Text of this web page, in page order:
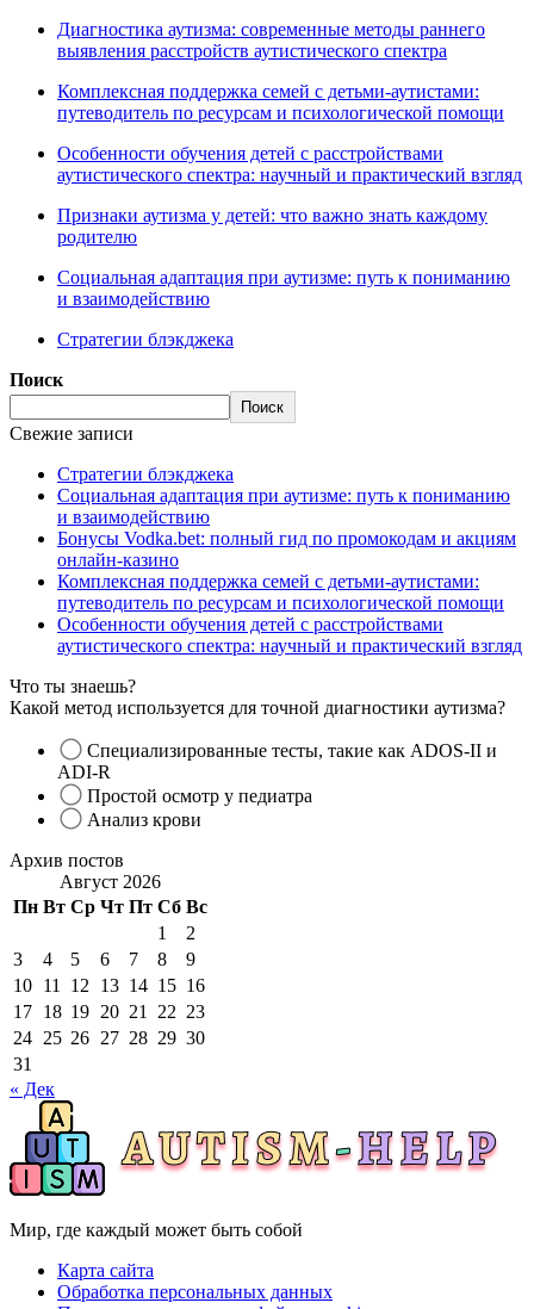
Диагностика аутизма: современные методы раннего
выявления расстройств аутистического спектра
Комплексная поддержка семей с детьми-аутистами:
путеводитель по ресурсам и психологической помощи
Особенности обучения детей с расстройствами
аутистического спектра: научный и практический взгляд
Признаки аутизма у детей: что важно знать каждому
родителю
Социальная адаптация при аутизме: путь к пониманию
и взаимодействию
Стратегии блэкджека
Поиск
Поиск
Свежие записи
Стратегии блэкджека
Социальная адаптация при аутизме: путь к пониманию
и взаимодействию
Бонусы Vodka.bet: полный гид по промокодам и акциям
онлайн-казино
Комплексная поддержка семей с детьми-аутистами:
путеводитель по ресурсам и психологической помощи
Особенности обучения детей с расстройствами
аутистического спектра: научный и практический взгляд
Что ты знаешь?
Какой метод используется для точной диагностики аутизма?
Специализированные тесты, такие как ADOS-II и
ADI-R
Простой осмотр у педиатра
Анализ крови
Архив постов
Август 2026
Пн Вт Ср Чт Пт Сб Вс
1
2
3
4 5 6 7 8
9
10 11 12 13 14 15 16
17 18 19 20 21 22 23
24 25 26 27 28 29 30
31
« Дек
Мир, где каждый может быть собой
Карта сайта
Обработка персональных данных